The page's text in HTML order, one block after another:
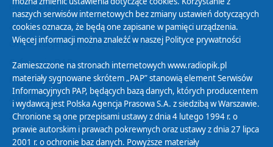
Polityka Prywatności
Zasady korzystania z Serwisu
Organizacje Pożytku Publicznego
Cyfryzacja DAB+
Polityka ochrony danych osobowych
Abonament
Zamówienia publiczne
naszych serwisów internetowych bez zmiany ustawień dotyczących
cookies oznacza, że będą one zapisane w pamięci urządzenia.
Więcej informacji można znaleźć w naszej Polityce prywatności
Zamieszczone na stronach internetowych www.radiopik.pl
materiały sygnowane skrótem „PAP” stanowią element Serwisów
Informacyjnych PAP, będących bazą danych, których producentem
i wydawcą jest Polska Agencja Prasowa S.A. z siedzibą w Warszawie.
Chronione są one przepisami ustawy z dnia 4 lutego 1994 r. o
prawie autorskim i prawach pokrewnych oraz ustawy z dnia 27 lipca
2001 r. o ochronie baz danych. Powyższe materiały